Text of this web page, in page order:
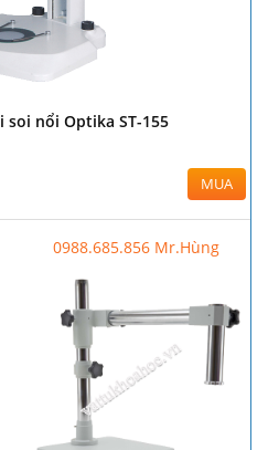
soi nổi Optika ST-155
MUA
0988.685.856 Mr.Hùng